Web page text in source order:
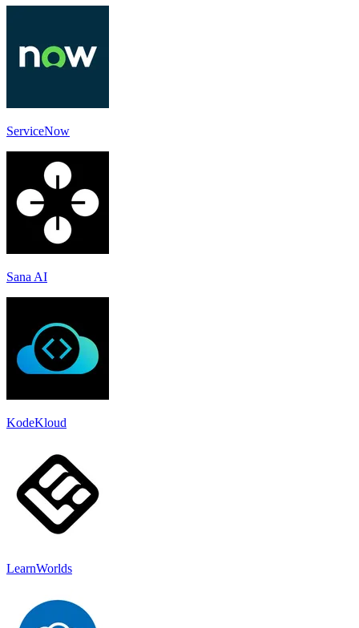
ServiceNow
Sana AI
KodeKloud
LearnWorlds